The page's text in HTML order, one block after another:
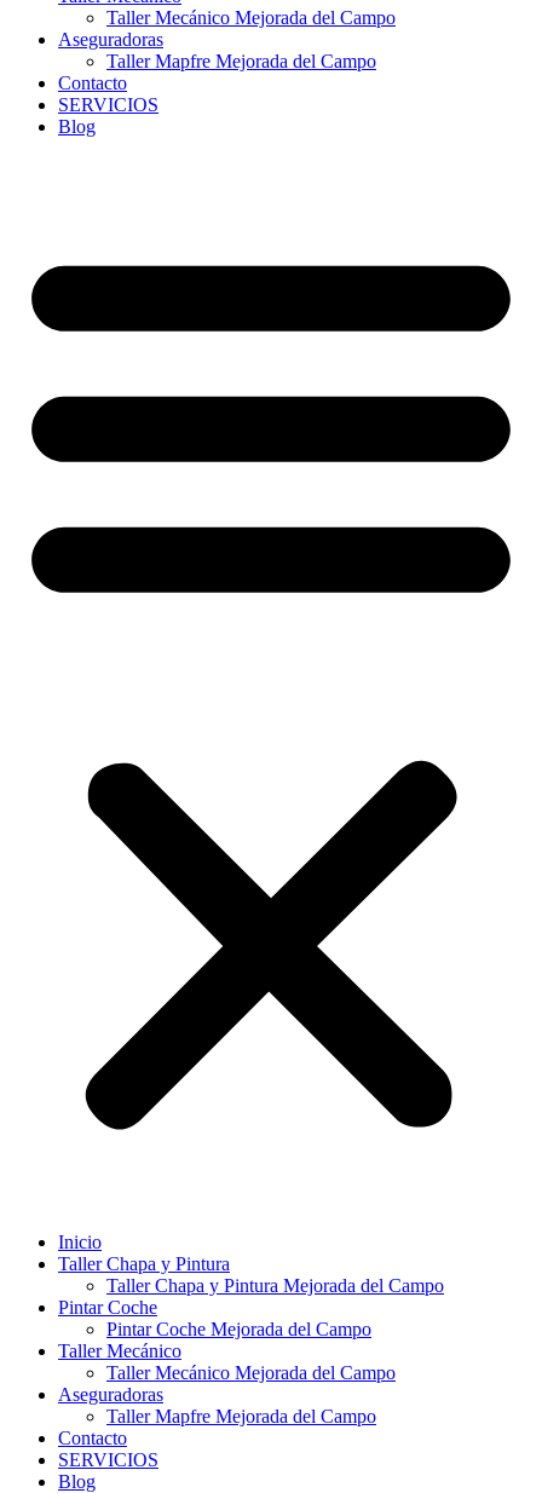
Taller Mecánico Mejorada del Campo
Aseguradoras
Taller Mapfre Mejorada del Campo
Contacto
SERVICIOS
Blog
Inicio
Taller Chapa y Pintura
Taller Chapa y Pintura Mejorada del Campo
Pintar Coche
Pintar Coche Mejorada del Campo
Taller Mecánico
Taller Mecánico Mejorada del Campo
Aseguradoras
Taller Mapfre Mejorada del Campo
Contacto
SERVICIOS
Blog